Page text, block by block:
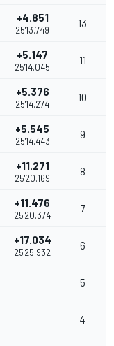
+4.851
25'13.749
13
+5.147
25'14.045
11
+5.376
25'14.274
10
+5.545
25'14.443
9
+11.271
25'20.169
8
+11.476
25'20.374
7
+17.034
25'25.932
6
5
4